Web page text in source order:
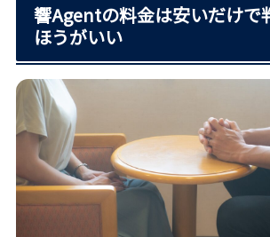
響Agentの料金は安いだけで
ほうがいい